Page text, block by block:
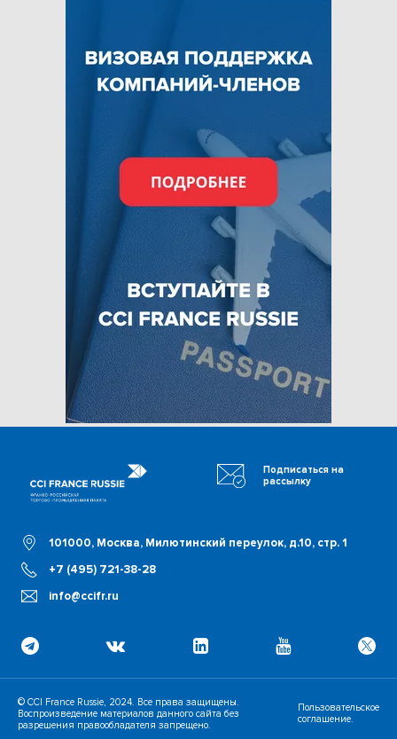
101000, Москва, Милютинский переулок, д.10, стр. 1
+7 (495) 721-38-28
info@ccifr.ru
Подписаться на
рассылку
© CCI France Russie, 2024. Все права защищены.
Воспроизведение материалов данного сайта без
разрешения правообладателя запрещено.
Пользовательское
соглашение.